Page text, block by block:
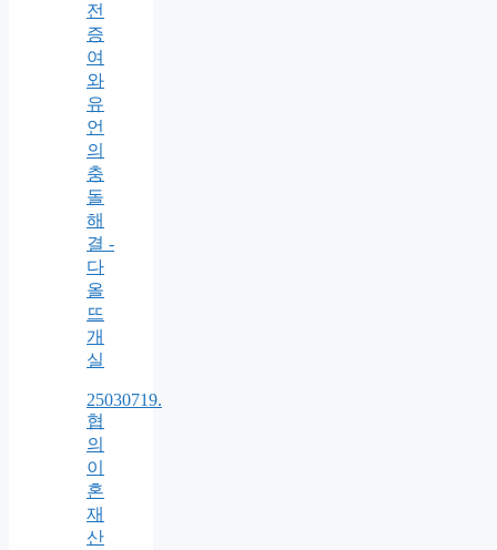
전
증
여
와
유
언
의
충
돌
해
결 -
다
올
뜨
개
실
25030719.
협
의
이
혼
재
산